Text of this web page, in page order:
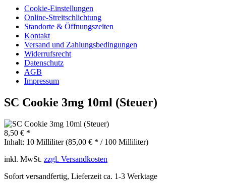
Cookie-Einstellungen
Online-Streitschlichtung
Standorte & Öffnungszeiten
Kontakt
Versand und Zahlungsbedingungen
Widerrufsrecht
Datenschutz
AGB
Impressum
SC Cookie 3mg 10ml (Steuer)
8,50 € *
Inhalt: 10 Milliliter (85,00 € * / 100 Milliliter)
inkl. MwSt. zzgl. Versandkosten
Sofort versandfertig, Lieferzeit ca. 1-3 Werktage